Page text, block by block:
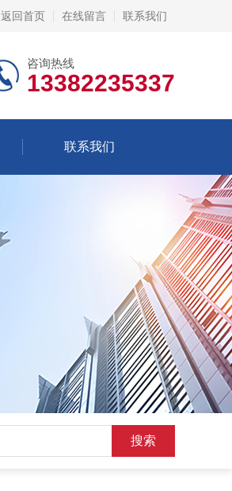
返回首页 在线留言 联系我们
咨询热线
13382235337
联系我们